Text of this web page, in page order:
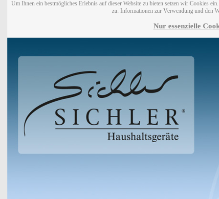
Um Ihnen ein bestmögliches Erlebnis auf dieser Website zu bieten setzen wir Cookies
zu. Informationen zur Verwendung und den
Nur essenzielle